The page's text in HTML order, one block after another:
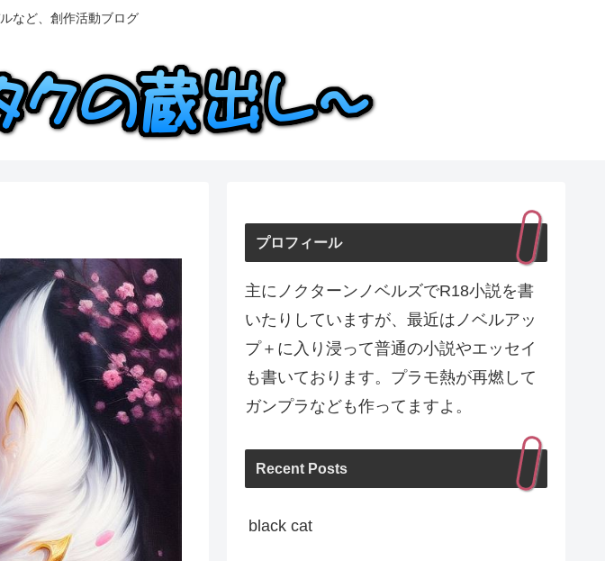
など、創作活動ブログ
プロフィール
主にノクターンノベルズでR18小説を書
いたりしていますが、最近はノベルアッ
プ＋に入り浸って普通の小説やエッセイ
も書いております。プラモ熱が再燃して
ガンプラなども作ってますよ。
Recent Posts
black cat